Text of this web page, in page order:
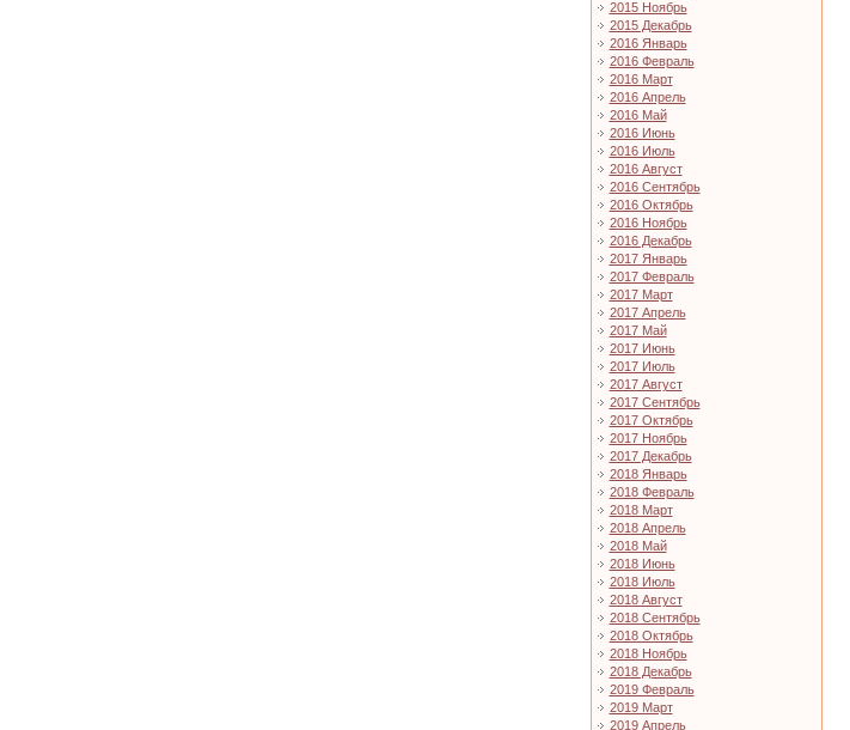
2015 Ноябрь
2015 Декабрь
2016 Январь
2016 Февраль
2016 Март
2016 Апрель
2016 Май
2016 Июнь
2016 Июль
2016 Август
2016 Сентябрь
2016 Октябрь
2016 Ноябрь
2016 Декабрь
2017 Январь
2017 Февраль
2017 Март
2017 Апрель
2017 Май
2017 Июнь
2017 Июль
2017 Август
2017 Сентябрь
2017 Октябрь
2017 Ноябрь
2017 Декабрь
2018 Январь
2018 Февраль
2018 Март
2018 Апрель
2018 Май
2018 Июнь
2018 Июль
2018 Август
2018 Сентябрь
2018 Октябрь
2018 Ноябрь
2018 Декабрь
2019 Февраль
2019 Март
2019 Апрель